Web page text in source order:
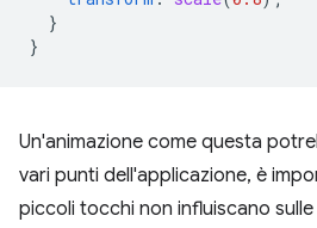
}
}
Un'animazione come questa
vari punti dell'applicazione, è
piccoli tocchi non influiscano